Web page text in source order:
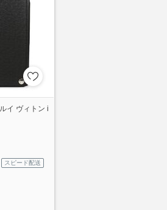
イ ヴィトン i
スピード配送